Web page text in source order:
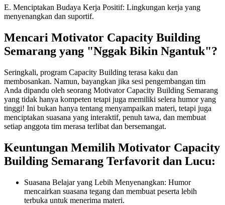
E. Menciptakan Budaya Kerja Positif: Lingkungan kerja yang
menyenangkan dan suportif.
Mencari Motivator Capacity Building
Semarang yang "Nggak Bikin Ngantuk"?
Seringkali, program Capacity Building terasa kaku dan
membosankan. Namun, bayangkan jika sesi pengembangan tim
Anda dipandu oleh seorang Motivator Capacity Building Semarang
yang tidak hanya kompeten tetapi juga memiliki selera humor yang
tinggi! Ini bukan hanya tentang menyampaikan materi, tetapi juga
menciptakan suasana yang interaktif, penuh tawa, dan membuat
setiap anggota tim merasa terlibat dan bersemangat.
Keuntungan Memilih Motivator Capacity
Building Semarang Terfavorit dan Lucu:
Suasana Belajar yang Lebih Menyenangkan: Humor
mencairkan suasana tegang dan membuat peserta lebih
terbuka untuk menerima materi.